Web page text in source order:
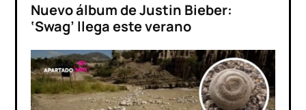
Nuevo álbum de Justin Bieber:
‘Swag’ llega este verano